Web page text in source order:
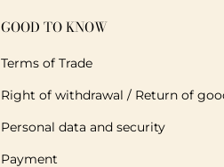
GOOD TO KNOW
Terms of Trade
Right of withdrawal / Return of
Personal data and security
Payment